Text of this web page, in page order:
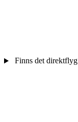
Finns det direktflyg